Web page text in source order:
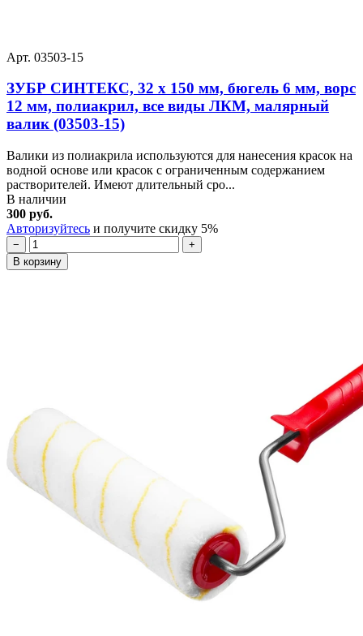
Арт. 03503-15
ЗУБР СИНТЕКС, 32 х 150 мм, бюгель 6 мм, ворс
12 мм, полиакрил, все виды ЛКМ, малярный
валик (03503-15)
Валики из полиакрила используются для нанесения красок на
водной основе или красок с ограниченным содержанием
растворителей. Имеют длительный сро...
В наличии
300 руб.
Авторизуйтесь и получите скидку 5%
−
+
В корзину